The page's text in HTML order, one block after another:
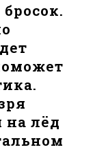
на лёд